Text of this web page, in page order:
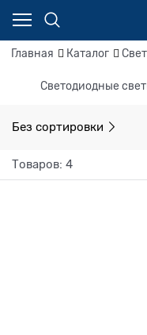
Главная Каталог
Светодиодные
Без сортировки
Товаров: 4